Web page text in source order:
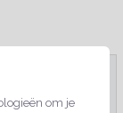
om je